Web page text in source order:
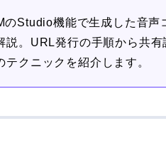
のStudio機能で生成した音声
説。URL発行の手順から共
テクニックを紹介します。